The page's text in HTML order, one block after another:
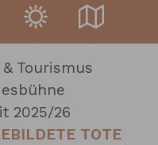
Tourismus
2025/26
TOTE